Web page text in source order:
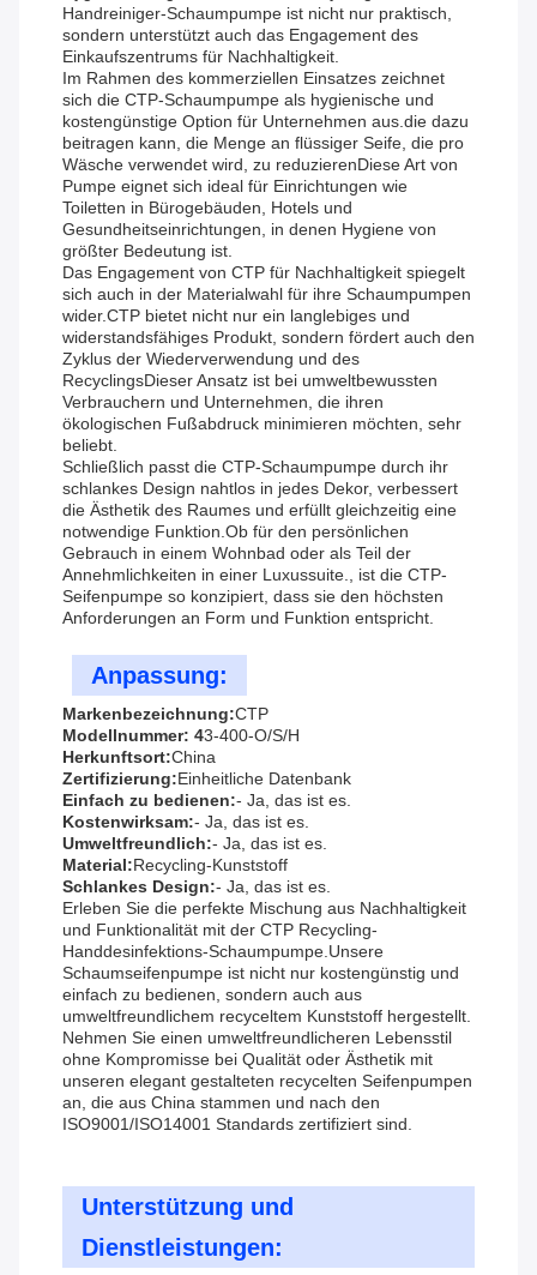
Handreiniger-Schaumpumpe ist nicht nur praktisch,
sondern unterstützt auch das Engagement des
Einkaufszentrums für Nachhaltigkeit.
Im Rahmen des kommerziellen Einsatzes zeichnet
sich die CTP-Schaumpumpe als hygienische und
kostengünstige Option für Unternehmen aus.die dazu
beitragen kann, die Menge an flüssiger Seife, die pro
Wäsche verwendet wird, zu reduzierenDiese Art von
Pumpe eignet sich ideal für Einrichtungen wie
Toiletten in Bürogebäuden, Hotels und
Gesundheitseinrichtungen, in denen Hygiene von
größter Bedeutung ist.
Das Engagement von CTP für Nachhaltigkeit spiegelt
sich auch in der Materialwahl für ihre Schaumpumpen
wider.CTP bietet nicht nur ein langlebiges und
widerstandsfähiges Produkt, sondern fördert auch den
Zyklus der Wiederverwendung und des
RecyclingsDieser Ansatz ist bei umweltbewussten
Verbrauchern und Unternehmen, die ihren
ökologischen Fußabdruck minimieren möchten, sehr
beliebt.
Schließlich passt die CTP-Schaumpumpe durch ihr
schlankes Design nahtlos in jedes Dekor, verbessert
die Ästhetik des Raumes und erfüllt gleichzeitig eine
notwendige Funktion.Ob für den persönlichen
Gebrauch in einem Wohnbad oder als Teil der
Annehmlichkeiten in einer Luxussuite., ist die CTP-
Seifenpumpe so konzipiert, dass sie den höchsten
Anforderungen an Form und Funktion entspricht.
Anpassung:
Markenbezeichnung:CTP
Modellnummer: 43-400-O/S/H
Herkunftsort:China
Zertifizierung:Einheitliche Datenbank
Einfach zu bedienen:- Ja, das ist es.
Kostenwirksam:- Ja, das ist es.
Umweltfreundlich:- Ja, das ist es.
Material:Recycling-Kunststoff
Schlankes Design:- Ja, das ist es.
Erleben Sie die perfekte Mischung aus Nachhaltigkeit
und Funktionalität mit der CTP Recycling-
Handdesinfektions-Schaumpumpe.Unsere
Schaumseifenpumpe ist nicht nur kostengünstig und
einfach zu bedienen, sondern auch aus
umweltfreundlichem recyceltem Kunststoff hergestellt.
Nehmen Sie einen umweltfreundlicheren Lebensstil
ohne Kompromisse bei Qualität oder Ästhetik mit
unseren elegant gestalteten recycelten Seifenpumpen
an, die aus China stammen und nach den
ISO9001/ISO14001 Standards zertifiziert sind.
Unterstützung und
Dienstleistungen: